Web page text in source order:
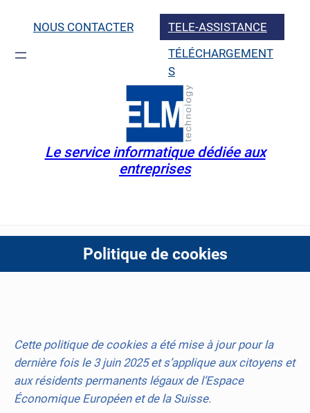
NOUS CONTACTER
TELE-ASSISTANCE
TÉLÉCHARGEMENT
S
Le service informatique dédiée aux
entreprises
Politique de cookies
Cette politique de cookies a été mise à jour pour la
dernière fois le 3 juin 2025 et s’applique aux citoyens et
aux résidents permanents légaux de l’Espace
Économique Européen et de la Suisse.